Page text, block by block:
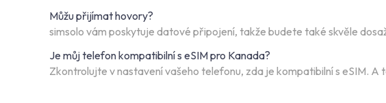
Můžu přijímat hovory?
simsolo vám poskytuje datové připojení, takže budete také skvěle
Je můj telefon kompatibilní s eSIM pro Kanada?
Zkontrolujte v nastavení vašeho telefonu, zda je kompatibilní s eSIM.